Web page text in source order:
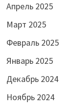
Апрель 2025
Март 2025
Февраль 2025
Январь 2025
Декабрь 2024
Ноябрь 2024